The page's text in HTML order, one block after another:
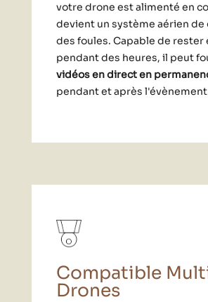
votre drone est alimenté en
devient un système aérien de
des foules. Capable de rester
pendant des heures, il peut
vidéos en direct en
pendant et après
Compatible
Drones